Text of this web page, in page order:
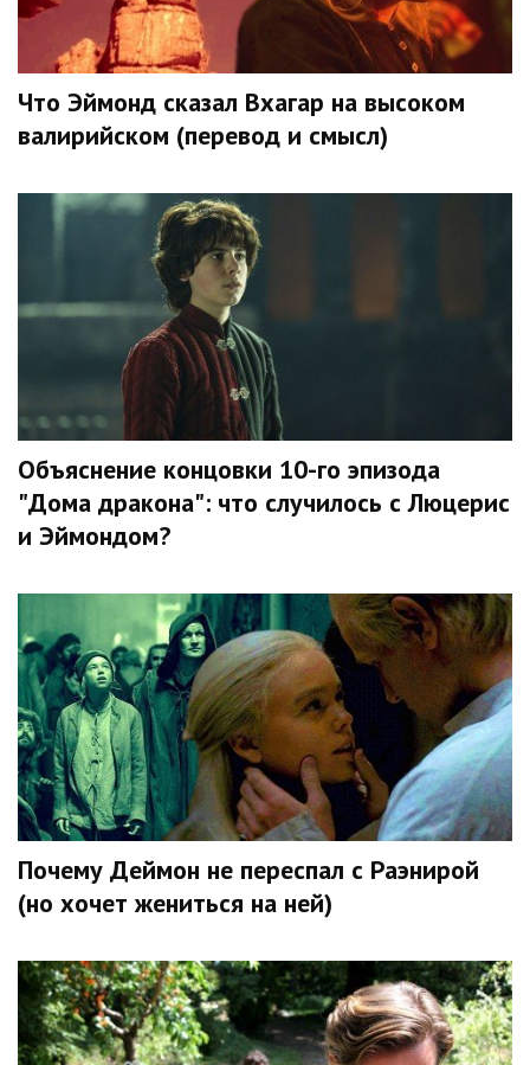
Что Эймонд сказал Вхагар на высоком
валирийском (перевод и смысл)
Объяснение концовки 10-го эпизода
"Дома дракона": что случилось с Люцерис
и Эймондом?
Почему Деймон не переспал с Раэнирой
(но хочет жениться на ней)